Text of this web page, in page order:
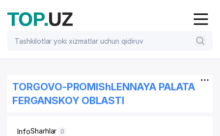
TORGOVO-PROMIShLENNAYA PALATA
FERGANSKOY OBLASTI
InfoSharhlar 0